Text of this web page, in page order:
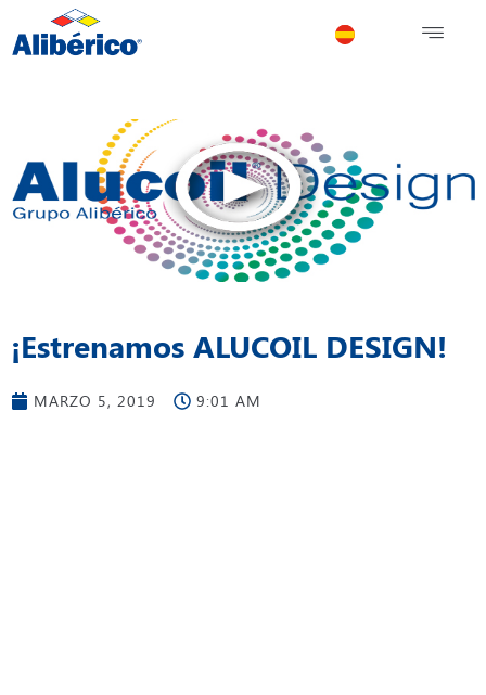
¡Estrenamos ALUCOIL DESIGN!
MARZO 5, 2019 9:01 AM